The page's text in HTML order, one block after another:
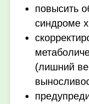
повысить
синдроме
(лишний